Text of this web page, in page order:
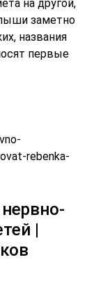
на другой,
заметно
названия
первые
rebenka-
|